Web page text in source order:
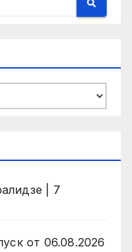
| 7
от 06.08.2026